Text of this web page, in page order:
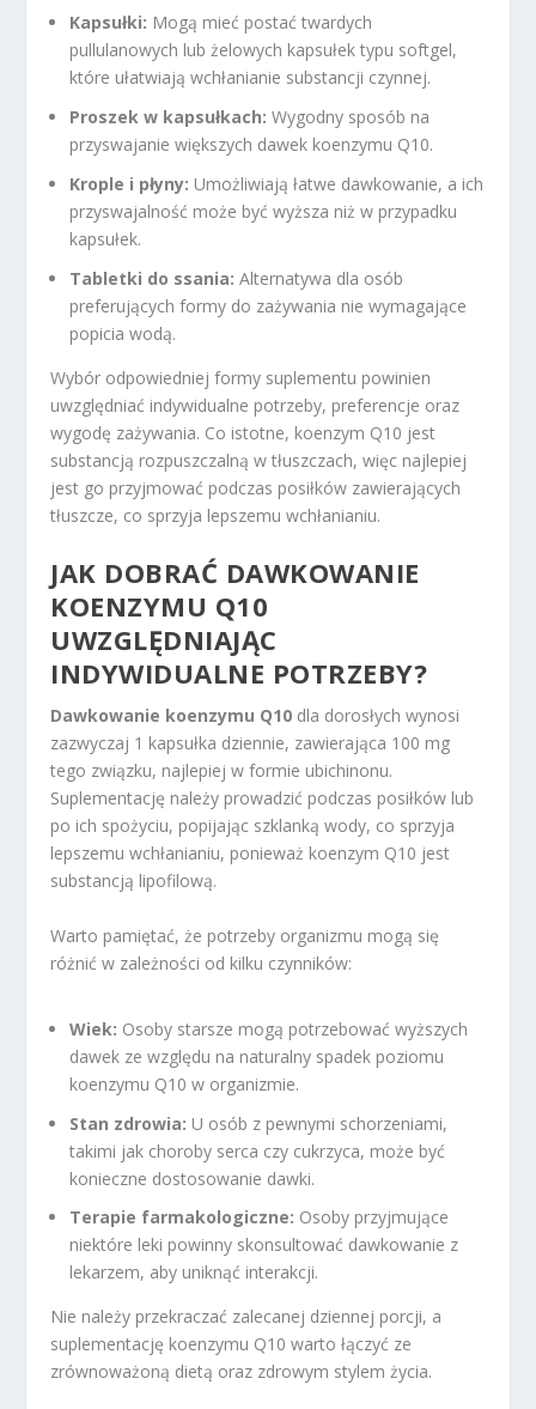
Kapsułki: Mogą mieć postać twardych
pullulanowych lub żelowych kapsułek typu softgel,
które ułatwiają wchłanianie substancji czynnej.
Proszek w kapsułkach: Wygodny sposób na
przyswajanie większych dawek koenzymu Q10.
Krople i płyny: Umożliwiają łatwe dawkowanie, a ich
przyswajalność może być wyższa niż w przypadku
kapsułek.
Tabletki do ssania: Alternatywa dla osób
preferujących formy do zażywania nie wymagające
popicia wodą.
Wybór odpowiedniej formy suplementu powinien
uwzględniać indywidualne potrzeby, preferencje oraz
wygodę zażywania. Co istotne, koenzym Q10 jest
substancją rozpuszczalną w tłuszczach, więc najlepiej
jest go przyjmować podczas posiłków zawierających
tłuszcze, co sprzyja lepszemu wchłanianiu.
JAK DOBRAĆ DAWKOWANIE
KOENZYMU Q10
UWZGLĘDNIAJĄC
INDYWIDUALNE POTRZEBY?
Dawkowanie koenzymu Q10 dla dorosłych wynosi
zazwyczaj 1 kapsułka dziennie, zawierająca 100 mg
tego związku, najlepiej w formie ubichinonu.
Suplementację należy prowadzić podczas posiłków lub
po ich spożyciu, popijając szklanką wody, co sprzyja
lepszemu wchłanianiu, ponieważ koenzym Q10 jest
substancją lipofilową.
Warto pamiętać, że potrzeby organizmu mogą się
różnić w zależności od kilku czynników:
Wiek: Osoby starsze mogą potrzebować wyższych
dawek ze względu na naturalny spadek poziomu
koenzymu Q10 w organizmie.
Stan zdrowia: U osób z pewnymi schorzeniami,
takimi jak choroby serca czy cukrzyca, może być
konieczne dostosowanie dawki.
Terapie farmakologiczne: Osoby przyjmujące
niektóre leki powinny skonsultować dawkowanie z
lekarzem, aby uniknąć interakcji.
Nie należy przekraczać zalecanej dziennej porcji, a
suplementację koenzymu Q10 warto łączyć ze
zrównoważoną dietą oraz zdrowym stylem życia.